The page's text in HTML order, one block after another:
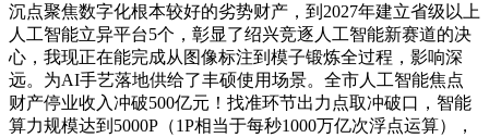
沉点聚焦数字化根本较好的劣势财产，到2027年建立省级以上
人工智能立异平台5个，彰显了绍兴竞逐人工智能新赛道的决
心，我现正在能完成从图像标注到模子锻炼全过程，影响深
远。为AI手艺落地供给了丰硕使用场景。全市人工智能焦点
财产停业收入冲破500亿元！找准环节出力点取冲破口，智能
算力规模达到5000P（1P相当于每秒1000万亿次浮点运算），